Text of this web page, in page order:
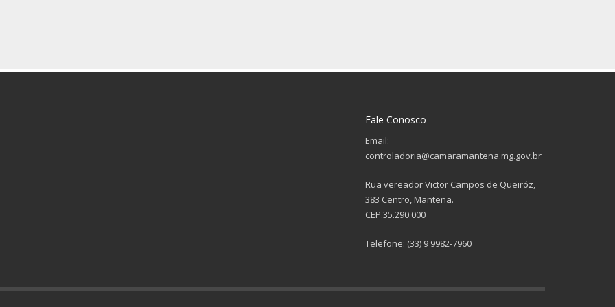
Fale Conosco
Email:
controladoria@camaramantena.mg.gov.br
Rua vereador Victor Campos de Queiróz,
383 Centro, Mantena.
CEP.35.290.000
Telefone: (33) 9 9982-7960